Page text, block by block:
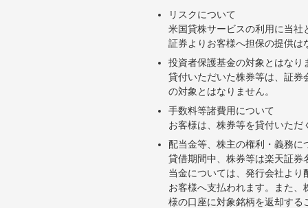
リスクについて
米国貸株サービスの利用に当
証券よりお客様へ担保の提供
投資者保護基金の対象とはなり
貸付いただいた株券等は、証
の対象とはなりません。
手数料等諸費用について
お客様は、株券等を貸付いた
配当金等、株主の権利・義務に
貸借期間中、株券等は楽天証
当金については、発行会社よ
お客様へ支払われます。また
様の口座に対象銘柄を返却す